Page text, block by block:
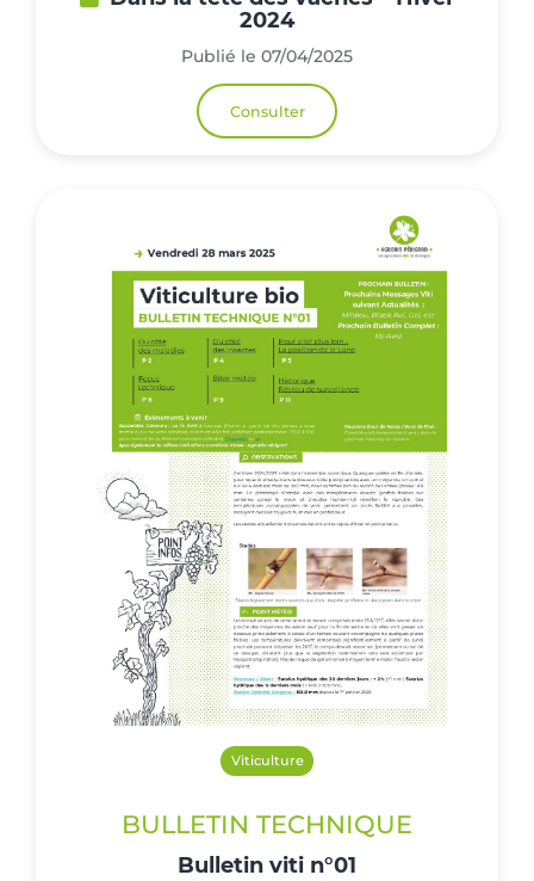
2024
Publié le 07/04/2025
Consulter
Viticulture
BULLETIN TECHNIQUE
Bulletin viti n°01